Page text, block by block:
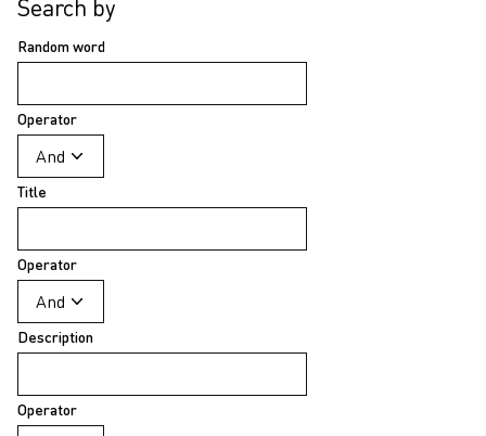
Search by
Random word
Operator
Title
Operator
Description
Operator